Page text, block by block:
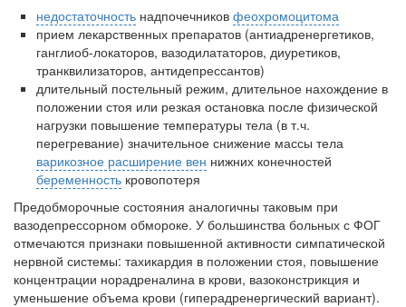
роста сопутствующих
осложнений от...
Закон о праве родителей находиться с детьми в
реанимации внесен в Госдуму
Соответствующий
законопроект внесен в
палату на
заключается в
нахождении одного из
родителей в
больничной палате
бесплатно, в течении всего срока лечения...
недостаточность надпочечников феохромоцитома
прием лекарственных препаратов (антиадренергетиков,
ганглиоб-локаторов, вазодилататоров, диуретиков,
транквилизаторов, анти­депрессантов)
длительный постельный режим, длительное нахождение в
положе­нии стоя или резкая остановка после физической
нагрузки повышение температуры тела (в т.ч.
перегревание) значительное снижение массы тела
варикозное расширение вен нижних конечностей
беременность кровопотеря
Предобморочные состояния аналогичны таковым при
вазодепрессорном обмороке. У большинства больных с ФОГ
отмечаются признаки повышенной активности симпатической
нервной системы: тахикардия в положении стоя, повышение
концентрации норадреналина в крови, вазоконстрикция и
уменьшение объема крови (гиперадренергический вариант).